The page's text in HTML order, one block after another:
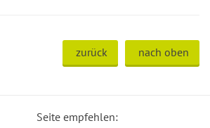
zurück nach oben
Seite empfehlen: